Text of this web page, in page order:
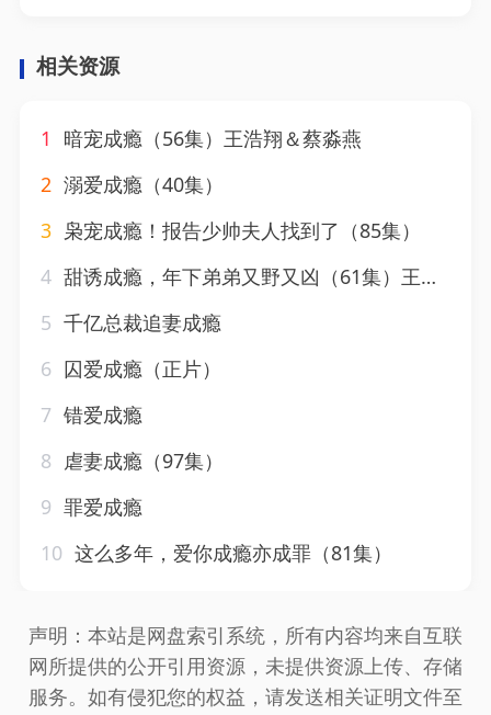
相关资源
1
暗宠成瘾（56集）王浩翔＆蔡淼燕
2 溺爱成瘾（40集）
3 枭宠成瘾！报告少帅夫人找到了（85集）
4 甜诱成瘾，年下弟弟又野又凶（61集）王千硕&林琦婷
5 千亿总裁追妻成瘾
6 囚爱成瘾（正片）
7 错爱成瘾
8 虐妻成瘾（97集）
9 罪爱成瘾
10 这么多年，爱你成瘾亦成罪（81集）
声明：本站是网盘索引系统，所有内容均来自互联
网所提供的公开引用资源，未提供资源上传、存储
服务。如有侵犯您的权益，请发送相关证明文件至